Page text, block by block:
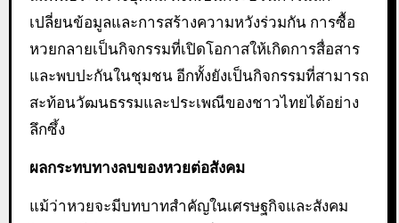
เปลี่ยนข้อมูลและการสร้างความหวังร่วมกัน การซื้อ
หวยกลายเป็นกิจกรรมที่เปิดโอกาสให้เกิดการสื่อสาร
และพบปะกันในชุมชน อีกทั้งยังเป็นกิจกรรมที่สามารถ
สะท้อนวัฒนธรรมและประเพณีของชาวไทยได้อย่าง
ลึกซึ้ง
ผลกระทบทางลบของหวยต่อสังคม
แม้ว่าหวยจะมีบทบาทสำคัญในเศรษฐกิจและสังคม